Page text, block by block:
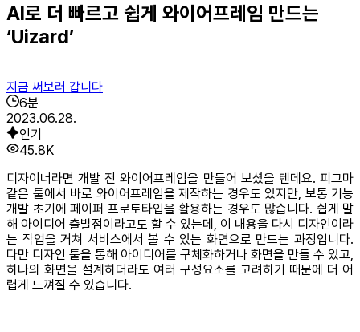
AI로 더 빠르고 쉽게 와이어프레임 만드는
‘Uizard’
지금 써보러 갑니다
6분
2023.06.28.
인기
45.8K
디자이너라면 개발 전 와이어프레임을 만들어 보셨을 텐데요. 피그마
같은 툴에서 바로 와이어프레임을 제작하는 경우도 있지만, 보통 기능
개발 초기에 페이퍼 프로토타입을 활용하는 경우도 많습니다. 쉽게 말
해 아이디어 출발점이라고도 할 수 있는데, 이 내용을 다시 디자인이라
는 작업을 거쳐 서비스에서 볼 수 있는 화면으로 만드는 과정입니다.
다만 디자인 툴을 통해 아이디어를 구체화하거나 화면을 만들 수 있고,
하나의 화면을 설계하더라도 여러 구성요소를 고려하기 때문에 더 어
렵게 느껴질 수 있습니다.